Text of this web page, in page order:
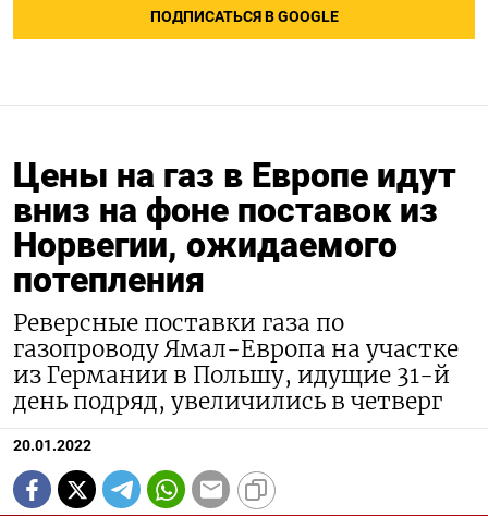
ПОДПИСАТЬСЯ В GOOGLE
Цены на газ в Европе идут
вниз на фоне поставок из
Норвегии, ожидаемого
потепления
Реверсные поставки газа по
газопроводу Ямал-Европа на участке
из Германии в Польшу, идущие 31-й
день подряд, увеличились в четверг
20.01.2022